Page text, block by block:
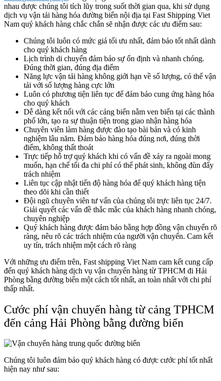
nhau được chúng tôi tích lũy trong suốt thời gian qua, khi sử dụng
dịch vụ vận tải hàng hóa đường biển nội địa tại Fast Shipping Viet
Nam quý khách hàng chắc chắn sẽ nhận được các ưu điểm sau:
Chúng tôi luôn có mức giá tối ưu nhất, đảm bảo tốt nhất dành
cho quý khách hàng
Lịch trình di chuyển đảm bảo sự ổn định và nhanh chóng.
Đúng thời gian, đúng địa điểm
Năng lực vận tải hàng không giới hạn về số lượng, có thể vận
tải với số lượng hàng cực lớn
Luôn có phương tiện liên tục để đảm bảo cung ứng hàng hóa
cho quý khách
Dễ dàng kết nối với các cảng biển nằm ven biển tại các thành
phố lớn, tạo ra sự thuận tiện trong giao nhận hàng hóa
Chuyên viên làm hàng được đào tạo bài bản và có kinh
nghiệm lâu năm. Đảm bảo hàng hóa đúng nơi, đúng thời
điểm, không thất thoát
Trực tiếp hỗ trợ quý khách khi có vấn đề xảy ra ngoài mong
muốn, hạn chế tối đa chi phí có thể phát sinh, không đùn đẩy
trách nhiệm
Liên tục cập nhật tiến độ hàng hóa để quý khách hàng tiện
theo dõi khi cần thiết
Đội ngũ chuyên viên tư vấn của chúng tôi trực liên tục 24/7.
Giải quyết các vấn đề thắc mắc của khách hàng nhanh chóng,
chuyên nghiệp
Quý khách hàng được đảm bảo bằng hợp đồng vận chuyển rõ
ràng, nêu rõ các trách nhiệm của người vận chuyển. Cam kết
uy tín, trách nhiệm một cách rõ ràng
Với những ưu điểm trên, Fast shipping Viet Nam cam kết cung cấp
đến quý khách hàng dịch vụ vận chuyển hàng từ TPHCM đi Hải
Phòng bằng đường biển một cách tốt nhất, an toàn nhất với chi phí
thấp nhất.
Cước phí vận chuyển hàng từ cảng TPHCM
đến cảng Hải Phòng bằng đường biển
Chúng tôi luôn đảm bảo quý khách hàng có được cước phí tốt nhất
hiện nay như sau: